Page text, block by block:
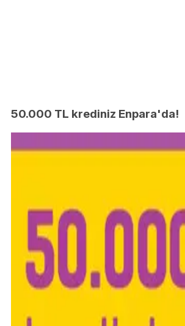
50.000 TL krediniz Enpara'da!